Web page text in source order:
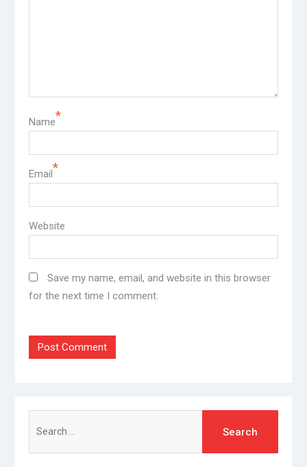
Name*
Email*
Website
Save my name, email, and website in this browser
for the next time I comment.
for: